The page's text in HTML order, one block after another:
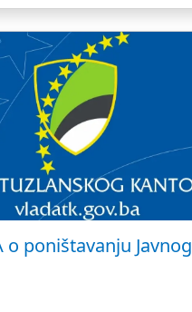
o poništavanju Javnog